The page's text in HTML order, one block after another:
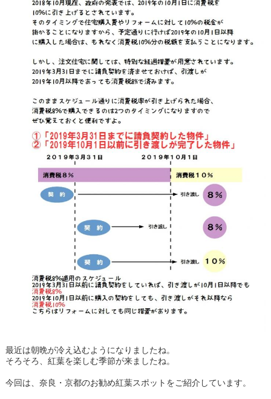
最近は朝晩が冷え込むようになりましたね。
そろそろ、紅葉を楽しむ季節が来ましたね。
今回は、奈良・京都のお勧め紅葉スポットをご紹介しています。